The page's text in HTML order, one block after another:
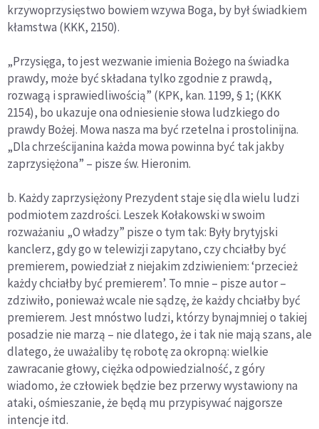
krzywoprzysięstwo bowiem wzywa Boga, by był świadkiem
kłamstwa (KKK, 2150).
„Przysięga, to jest wezwanie imienia Bożego na świadka
prawdy, może być składana tylko zgodnie z prawdą,
rozwagą i sprawiedliwością” (KPK, kan. 1199, § 1; (KKK
2154), bo ukazuje ona odniesienie słowa ludzkiego do
prawdy Bożej. Mowa nasza ma być rzetelna i prostolinijna.
„Dla chrześcijanina każda mowa powinna być tak jakby
zaprzysiężona” – pisze św. Hieronim.
b. Każdy zaprzysiężony Prezydent staje się dla wielu ludzi
podmiotem zazdrości. Leszek Kołakowski w swoim
rozważaniu „O władzy” pisze o tym tak: Były brytyjski
kanclerz, gdy go w telewizji zapytano, czy chciałby być
premierem, powiedział z niejakim zdziwieniem: ‘przecież
każdy chciałby być premierem’. To mnie – pisze autor –
zdziwiło, ponieważ wcale nie sądzę, że każdy chciałby być
premierem. Jest mnóstwo ludzi, którzy bynajmniej o takiej
posadzie nie marzą – nie dlatego, że i tak nie mają szans, ale
dlatego, że uważaliby tę robotę za okropną: wielkie
zawracanie głowy, ciężka odpowiedzialność, z góry
wiadomo, że człowiek będzie bez przerwy wystawiony na
ataki, ośmieszanie, że będą mu przypisywać najgorsze
intencje itd.